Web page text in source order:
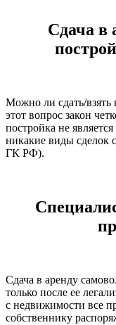
Сдача в
Можно ли сдать/взять
этот вопрос закон
постройка не
никакие виды сделок
ГК РФ).
Сдача в аренду
только после ее
с недвижимости все
собственнику